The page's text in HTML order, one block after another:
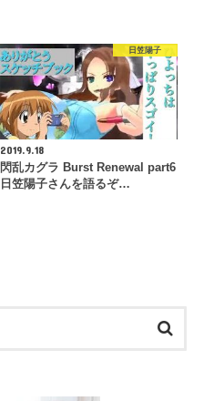
日笠陽子
2019.9.18
閃乱カグラ Burst Renewal part6
日笠陽子さんを語るぞ…